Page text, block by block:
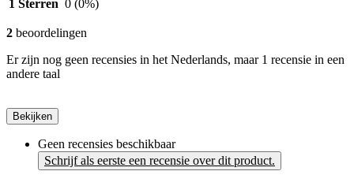
1 Sterren 0 (0%)
2 beoordelingen
Er zijn nog geen recensies in het Nederlands, maar 1 recensie in een
andere taal
Bekijken
Geen recensies beschikbaar
Schrijf als eerste een recensie over dit product.